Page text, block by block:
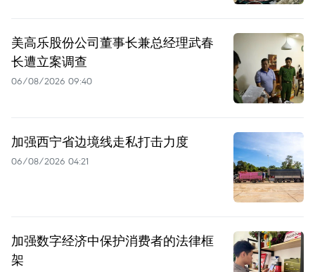
美高乐股份公司董事长兼总经理武春
长遭立案调查
06/08/2026 09:40
加强西宁省边境线走私打击力度
06/08/2026 04:21
加强数字经济中保护消费者的法律框
架